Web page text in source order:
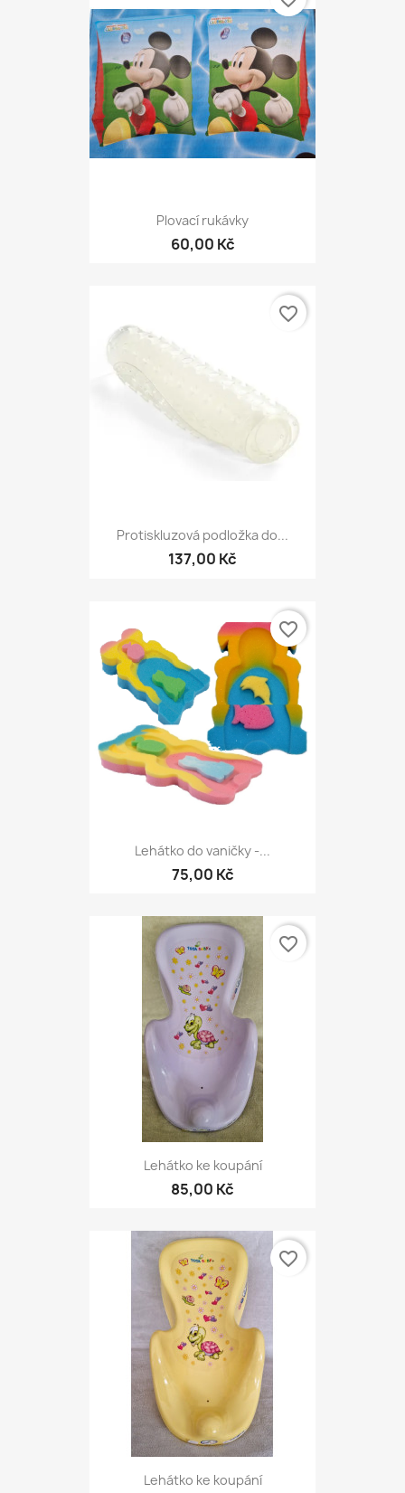
Plovací rukávky
60,00 Kč
Protiskluzová podložka do...
137,00 Kč
favorite_border
Lehátko do vaničky -...
75,00 Kč
favorite_border
Lehátko ke koupání
85,00 Kč
favorite_border
Lehátko ke koupání
favorite_border